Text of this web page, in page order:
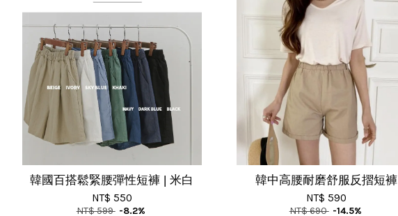
韓國百搭鬆緊腰彈性短褲 | 米白
NT$ 550
NT$ 599 -8.2%
韓中高腰耐磨舒服反摺短褲
NT$ 590
NT$ 690 -14.5%